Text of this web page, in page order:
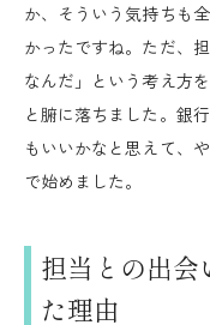
か、そういう気持ちも
かったですね。ただ、
なんだ」という考え方
と腑に落ちました。銀
もいいかなと思えて、
で始めました。
担当との出会
た理由